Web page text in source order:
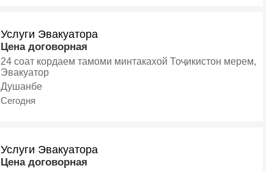
Услуги Эвакуатора
Цена договорная
24 соат кордаем тамоми минтакахой Тоҷикистон мерем,
Эвакуатор
Душанбе
Сегодня
Услуги Эвакуатора
Цена договорная